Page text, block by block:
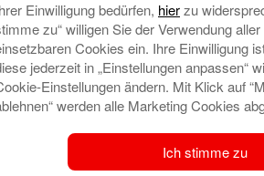
Urlaub: ☀️ Mit dem Schutz
Reise, Ihr Mietwagen oder Ihr
Einwilligung bedürfen, hierzu
zu“ willigen Sie der Verwendung
Cookies ein. Ihre Einwilligung
jederzeit in „Einstellungen anpassen“
Einstellungen ändern. Mit Klick auf
werden alle Marketing Cookies
Ich stimme zu